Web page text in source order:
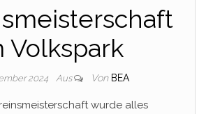
Volkspark
2024 Aus Von BEA
wurde alles